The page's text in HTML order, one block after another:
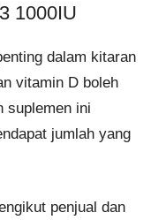
1000IU
dalam kitaran
vitamin D boleh
suplemen ini
jumlah yang
penjual dan